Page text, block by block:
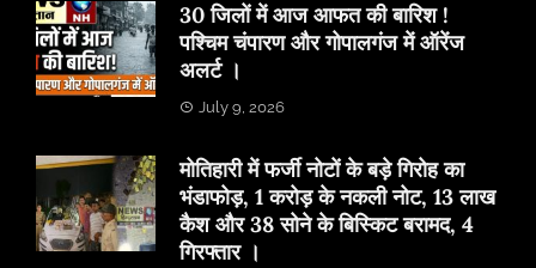
30 जिलों में आज आफत की बारिश !
पश्चिम चंपारण और गोपालगंज में ऑरेंज
अलर्ट ।
July 9, 2026
मोतिहारी में फर्जी नोटों के बड़े गिरोह का
भंडाफोड़, 1 करोड़ के नकली नोट, 13 लाख
कैश और 38 सोने के बिस्किट बरामद, 4
गिरफ्तार ।